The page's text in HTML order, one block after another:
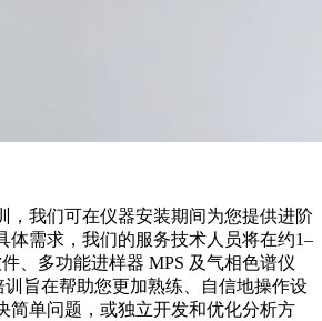
，我们可在仪器安装期间为您提供进阶
体需求，我们的服务技术人员将在约1–
、多功能进样器 MPS 及气相色谱仪
旨在帮助您更加熟练、自信地操作设
简单问题，或独立开发和优化分析方